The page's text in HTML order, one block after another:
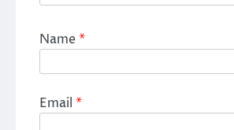
Name*
Email *